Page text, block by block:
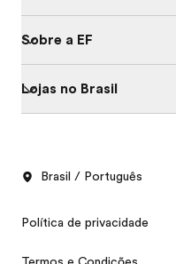
Sobre a EF
Lojas no Brasil
Brasil / Português
Política de privacidade